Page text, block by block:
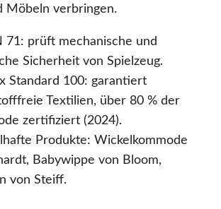
Möbeln verbringen.
71: prüft mechanische und
Sicherheit von Spielzeug.
Standard 100: garantiert
Textilien, über 80 % der
zertifiziert (2024).
Produkte: Wickelkommode
Babywippe von Bloom,
von Steiff.